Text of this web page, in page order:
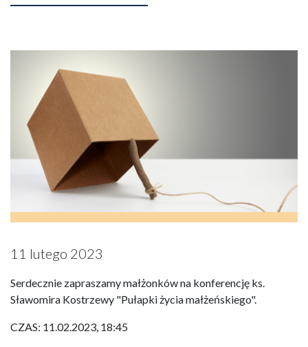
11 lutego 2023
Serdecznie zapraszamy małżonków na konferencję ks.
Sławomira Kostrzewy "Pułapki życia małżeńskiego".
CZAS: 11.02.2023, 18:45